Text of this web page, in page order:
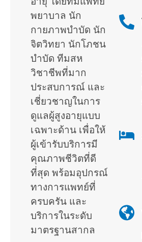
พยาบาล นัก
กายภาพบำบัด นัก
จิตวิทยา นักโภชน
บำบัด ทีมสห
วิชาชีพที่มาก
ประสบการณ์ และ
เชี่ยวชาญในการ
ดูแลผู้สูงอายุแบบ
เฉพาะด้าน เพื่อให้
ผู้เข้ารับบริการมี
คุณภาพชีวิตที่ดี
ที่สุด พร้อมอุปกรณ์
ทางการแพทย์ที่
ครบครัน และ
บริการในระดับ
มาตรฐานสากล